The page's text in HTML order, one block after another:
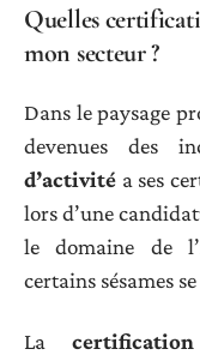
Quelles
mon secteur ?
Dans le paysage
devenues des
d’activité a ses
lors d’une
le domaine de
certains sésames
La